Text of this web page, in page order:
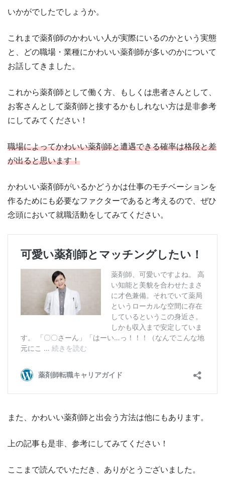
いかがでしたでしょうか。
これまで薬剤師のかわいい人が実際にいるのかという実態
と、どの職場・業種にかわいい薬剤師が多いのかについて
お話してきました。
これから薬剤師として働く方、もしくは患者さんとして、
お客さんとして薬剤師と接するかもしれない方は是非参考
にしてみてください！
職場によってかわいい薬剤師と遭遇できる確率は格段と差
が出ると思います！
かわいい薬剤師がいるかどうかは仕事のモチベーションを
作るためにも必要なファクターであると考えるので、ぜひ
念頭において就職活動をしてみてください。
また、かわいい薬剤師と出会う方法は他にもあります。
上の記事も是非、参考にしてみてください！
ここまで読んでいただき、ありがとうございました。